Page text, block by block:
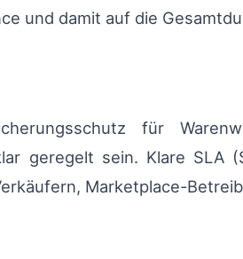
und damit auf die
für
geregelt sein. Klare SLA
Marketplace-